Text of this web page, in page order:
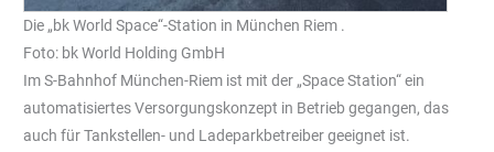
Die „bk World Space“-Station in München Riem .
Foto: bk World Holding GmbH
Im S-Bahnhof München-Riem ist mit der „Space Station“ ein
automatisiertes Versorgungskonzept in Betrieb gegangen, das
auch für Tankstellen- und Ladeparkbetreiber geeignet ist.